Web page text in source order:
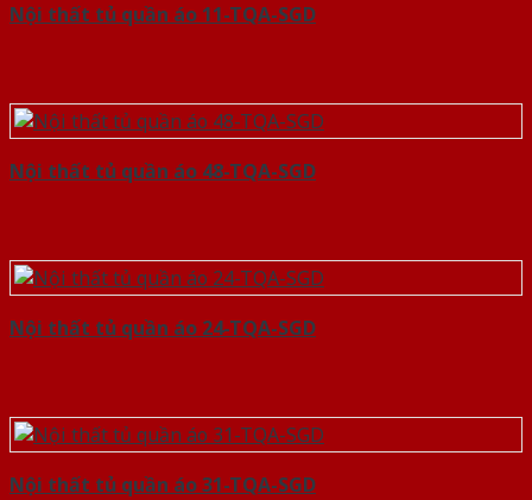
Nội thất tủ quần áo 11-TQA-SGD
Nội thất tủ quần áo 48-TQA-SGD
Nội thất tủ quần áo 24-TQA-SGD
Nội thất tủ quần áo 31-TQA-SGD